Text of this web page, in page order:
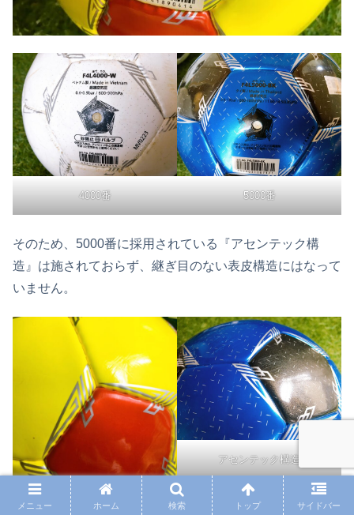
4000番 5000番
そのため、5000番に採用されている『アセンテック構
造』は施されておらず、継ぎ目のない表皮構造にはなって
いません。
アセンテック構造
ここからは、実際に使用したお兄ちゃん（小６）の感想を
メニュー ホーム 検索 トップ サイドバー